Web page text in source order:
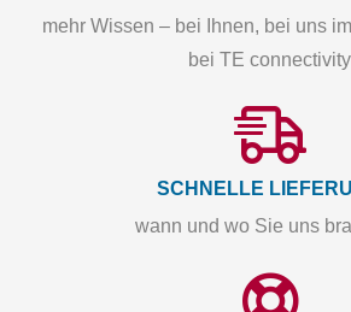
mehr Wissen – bei Ihnen, bei uns
bei TE connectivity
SCHNELLE
wann und wo Sie uns